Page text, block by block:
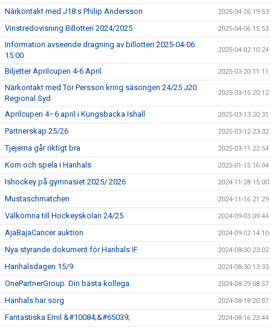
Närkontakt med J18:s Philip Andersson 2025-04-26 19:53
Vinstredovisning Billotteri 2024/2025 2025-04-06 15:53
Information avseende dragning av billotteri 2025-04-06
15:00
2025-04-02 10:24
Biljetter Aprilcupen 4-6 April 2025-03-20 11:11
Närkontakt med Tor Persson kring säsongen 24/25 J20
Regional Syd
2025-03-15 20:12
Aprilcupen 4–6 april i Kungsbacka Ishall 2025-03-13 20:31
Partnerskap 25/26 2025-03-12 23:32
Tjejerna går riktigt bra 2025-03-11 22:54
Kom och spela i Hanhals 2025-01-15 16:04
Ishockey på gymnasiet 2025/ 2026 2024-11-28 15:00
Mustaschmatchen 2024-11-16 21:29
Välkomna till Hockeyskolan 24/25 2024-09-03 09:44
AjaBajaCancer auktion 2024-09-02 14:10
Nya styrande dokument för Hanhals IF 2024-08-30 23:02
Hanhalsdagen 15/9 2024-08-30 13:33
OnePartnerGroup. Din bästa kollega. 2024-08-29 08:57
Hanhals har sorg 2024-08-18 20:07
Fantastiska Emil &#10084;&#65039; 2024-08-16 23:44